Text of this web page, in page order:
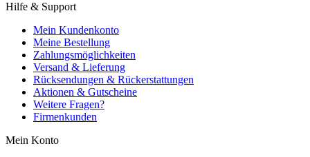
Hilfe & Support
Mein Kundenkonto
Meine Bestellung
Zahlungsmöglichkeiten
Versand & Lieferung
Rücksendungen & Rückerstattungen
Aktionen & Gutscheine
Weitere Fragen?
Firmenkunden
Mein Konto